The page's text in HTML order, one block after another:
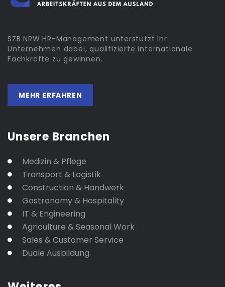
SZB NRW HR-Management unterstützt Ihr
Unternehmen dabei, qualifizierte internationale
Fachkräfte zu gewinnen.
MEHR ERFAHREN
Unsere Branchen
Medizin & Pflege
Transport & Logistik
Construction & Handwerk
Gastronomy & Hospitality
IT & Engineering
Agriculture & Seasonal Work
Sales & Customer Service
Duale Ausbildung